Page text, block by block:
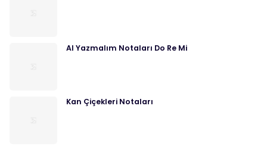
Al Yazmalım Notaları Do Re Mi
Kan Çiçekleri Notaları